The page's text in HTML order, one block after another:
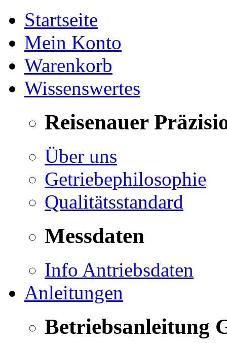
Startseite
Mein Konto
Warenkorb
Wissenswertes
Reisenauer
Über uns
Getriebephilosophie
Qualitätsstandard
Messdaten
Info Antriebsdaten
Anleitungen
Betriebsanleitung